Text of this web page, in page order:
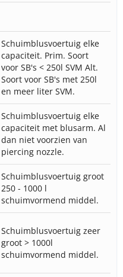
Schuimblusvoertuig elke
capaciteit. Prim. Soort
voor SB's < 250l SVM Alt.
Soort voor SB's met 250l
en meer liter SVM.
Schuimblusvoertuig elke
capaciteit met blusarm. Al
dan niet voorzien van
piercing nozzle.
Schuimblusvoertuig groot
250 - 1000 l
schuimvormend middel.
Schuimblusvoertuig zeer
groot > 1000l
schuimvormend middel.